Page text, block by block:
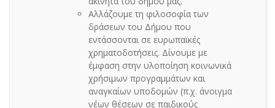
Αλλάζουμε τη φιλοσοφία των
δράσεων του Δήμου που
εντάσσονται σε ευρωπαϊκές
χρηματοδοτήσεις. Δίνουμε με
έμφαση στην υλοποίηση κοινωνικά
χρήσιμων προγραμμάτων και
αναγκαίων υποδομών (π.χ. άνοιγμα
νέων θέσεων σε παιδικούς